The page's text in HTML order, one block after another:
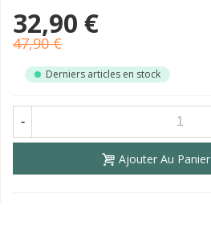
32,90 €
47,90 €
Derniers articles en stock
-
Ajouter Au Panier